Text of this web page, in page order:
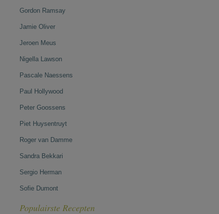
Gordon Ramsay
Jamie Oliver
Jeroen Meus
Nigella Lawson
Pascale Naessens
Paul Hollywood
Peter Goossens
Piet Huysentruyt
Roger van Damme
Sandra Bekkari
Sergio Herman
Sofie Dumont
Populairste Recepten